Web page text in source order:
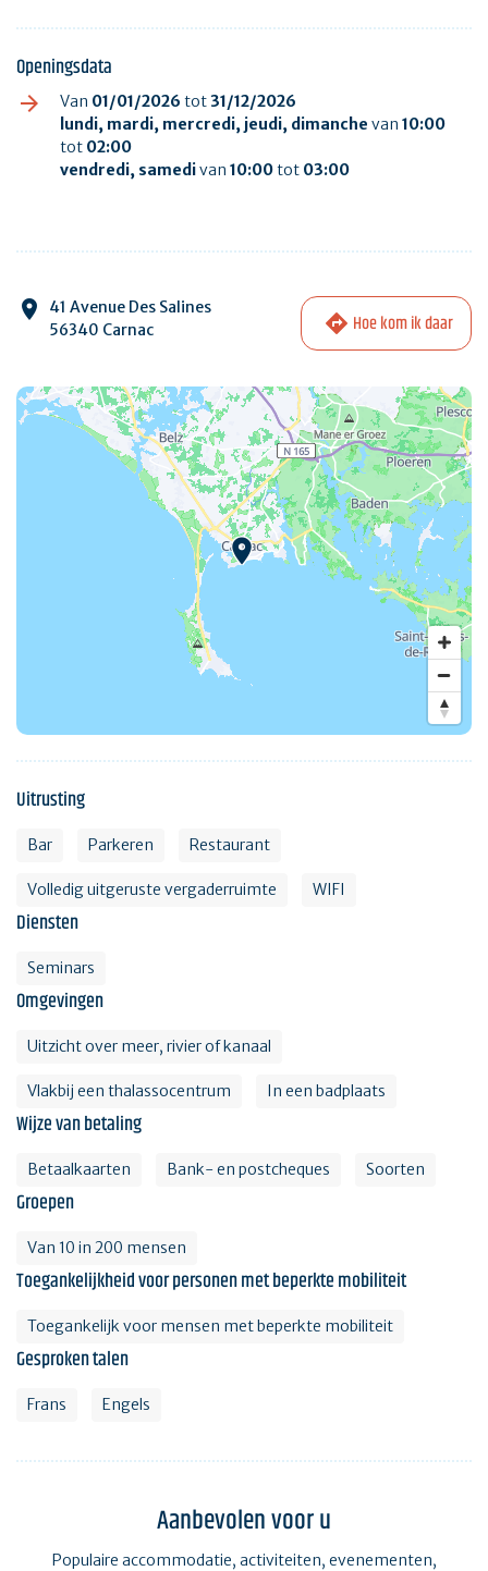
Openingsdata
Van 01/01/2026 tot31/12/2026
lundi, mardi, mercredi, jeudi, dimanche van 10:00
tot 02:00
vendredi, samedivan 10:00tot 03:00
41 Avenue Des Salines
56340 Carnac
Hoe kom ik daar
Uitrusting
Bar Parkeren Restaurant
Volledig uitgeruste vergaderruimte WIFI
Diensten
Seminars
Omgevingen
Uitzicht over meer, rivier of kanaal
Vlakbij een thalassocentrum In een badplaats
Wijze van betaling
Betaalkaarten Bank- en postcheques Soorten
Groepen
Van 10 in 200 mensen
Toegankelijkheid voor personen met beperkte mobiliteit
Toegankelijk voor mensen met beperkte mobiliteit
Gesproken talen
Frans Engels
Aanbevolen voor u
Populaire accommodatie, activiteiten, evenementen,